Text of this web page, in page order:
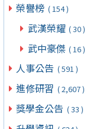
榮譽榜 ( 154 )
武漢榮耀 ( 30 )
武中豪傑 ( 16 )
人事公告 ( 591 )
進修研習 ( 2,607 )
獎學金公告 ( 33 )